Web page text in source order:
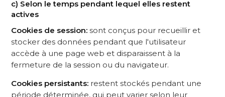
c) Selon le temps pendant lequel elles restent
actives
Cookies de session: sont conçus pour recueillir et
stocker des données pendant que l'utilisateur
accède à une page web et disparaissent à la
fermeture de la session ou du navigateur.
Cookies persistants: restent stockés pendant une
période déterminée, qui peut varier selon leur